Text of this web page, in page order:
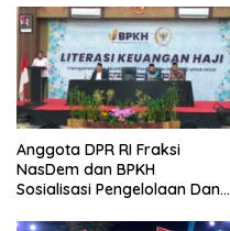
Anggota DPR RI Fraksi
NasDem dan BPKH
Sosialisasi Pengelolaan Dana